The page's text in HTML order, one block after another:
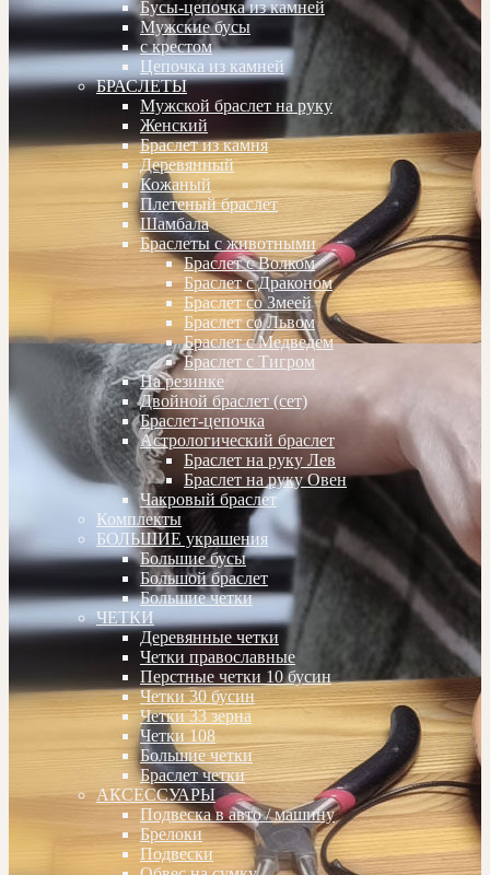
Бусы-цепочка из камней
Мужские бусы
с крестом
Цепочка из камней
БРАСЛЕТЫ
Мужской браслет на руку
Женский
Браслет из камня
Деревянный
Кожаный
Плетеный браслет
Шамбала
Браслеты с животными
Браслет с Волком
Браслет с Драконом
Браслет со Змеей
Браслет со Львом
Браслет с Медведем
Браслет с Тигром
На резинке
Двойной браслет (сет)
Браслет-цепочка
Астрологический браслет
Браслет на руку Лев
Браслет на руку Овен
Чакровый браслет
Комплекты
БОЛЬШИЕ украшения
Большие бусы
Большой браслет
Большие четки
ЧЕТКИ
Деревянные четки
Четки православные
Перстные четки 10 бусин
Четки 30 бусин
Четки 33 зерна
Четки 108
Большие четки
Браслет четки
АКСЕССУАРЫ
Подвеска в авто / машину
Брелоки
Подвески